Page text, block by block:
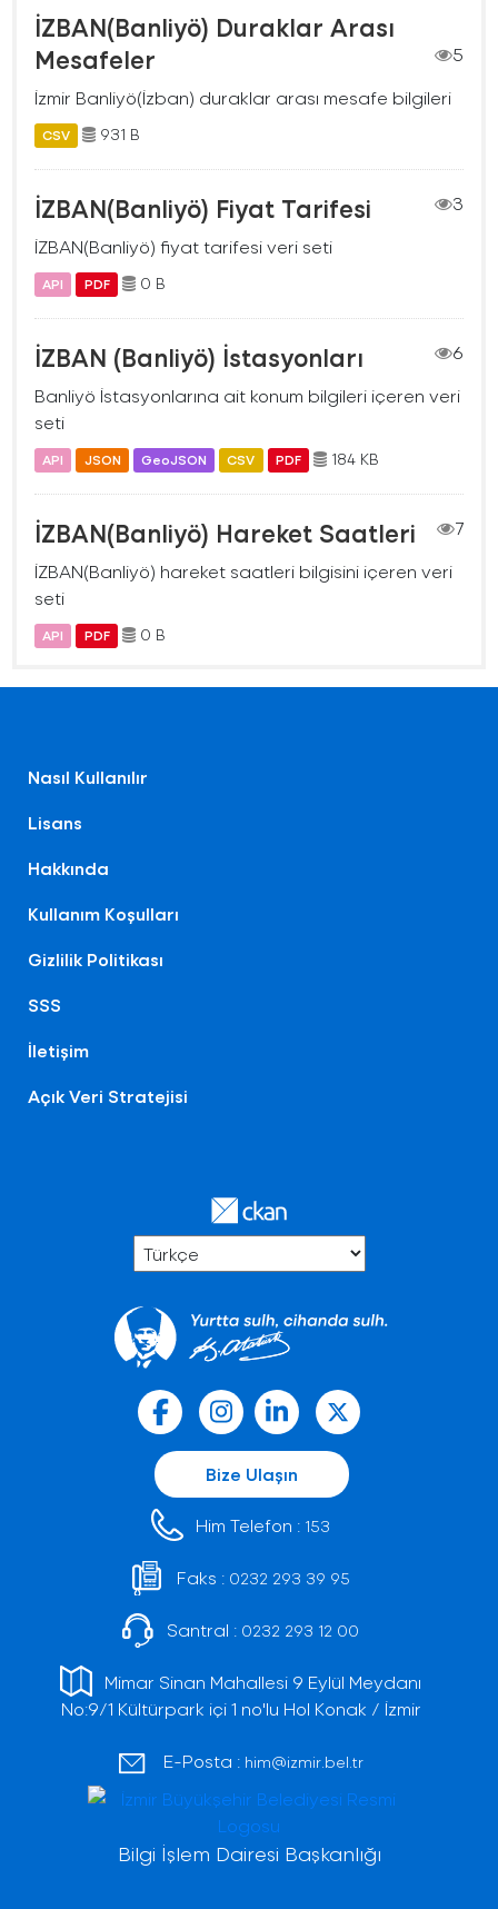
İZBAN(Banliyö) Duraklar Arası
Mesafeler
5
İzmir Banliyö(İzban) duraklar arası mesafe bilgileri
CSV 931 B
İZBAN(Banliyö) Fiyat Tarifesi
3
İZBAN(Banliyö) fiyat tarifesi veri seti
API PDF 0 B
İZBAN (Banliyö) İstasyonları
6
Banliyö İstasyonlarına ait konum bilgileri içeren veri
seti
API JSON GeoJSON CSV PDF 184 KB
İZBAN(Banliyö) Hareket Saatleri
7
İZBAN(Banliyö) hareket saatleri bilgisini içeren veri
seti
API PDF 0 B
Nasıl Kullanılır
Lisans
Hakkında
Kullanım Koşulları
Gizlilik Politikası
SSS
İletişim
Açık Veri Stratejisi
Bize Ulaşın
Him Telefon : 153
Faks : 0232 293 39 95
Santral : 0232 293 12 00
Mimar Sinan Mahallesi 9 Eylül Meydanı
No:9/1 Kültürpark içi 1 no'lu Hol Konak / İzmir
E-Posta : him@izmir.bel.tr
Bilgi İşlem Dairesi Başkanlığı